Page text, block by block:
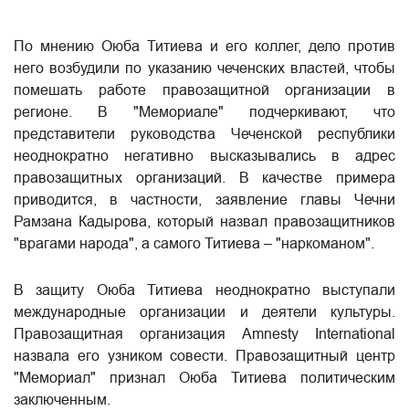
По мнению Оюба Титиева и его коллег, дело против
него возбудили по указанию чеченских властей, чтобы
помешать работе правозащитной организации в
регионе. В "Мемориале" подчеркивают, что
представители руководства Чеченской республики
неоднократно негативно высказывались в адрес
правозащитных организаций. В качестве примера
приводится, в частности, заявление главы Чечни
Рамзана Кадырова, который назвал правозащитников
"врагами народа", а самого Титиева – "наркоманом".
В защиту Оюба Титиева неоднократно выступали
международные организации и деятели культуры.
Правозащитная организация Amnesty International
назвала его узником совести. Правозащитный центр
"Мемориал" признал Оюба Титиева политическим
заключенным.